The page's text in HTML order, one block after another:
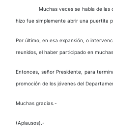
Muchas veces se habla de las
hizo fue simplemente abrir una puertita
Por último, en esa expansión, o
reunidos, el haber participado en
Entonces, señor Presidente, para
promoción de los jóvenes del
Muchas gracias.-
(Aplausos).-